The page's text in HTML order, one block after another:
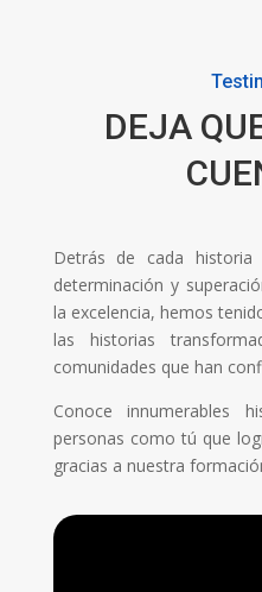
DEJA
Detrás de cada
determinación y
la excelencia, hemos
las historias
comunidades que han
Conoce innumerables
personas como tú que
gracias a nuestra